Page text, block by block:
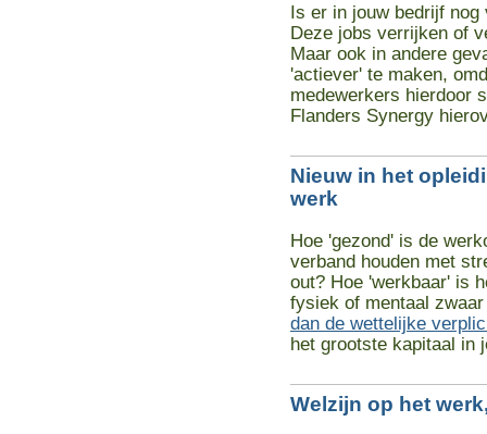
Is er in jouw bedrijf
Deze jobs verrijken of
Maar ook in andere
'actiever' te maken,
medewerkers hierdoor
Flanders Synergy
Nieuw in het
werk
Hoe 'gezond' is de
verband houden met
out? Hoe 'werkbaar' is
fysiek of mentaal
dan de wettelijke
het grootste kapitaal in
Welzijn op het